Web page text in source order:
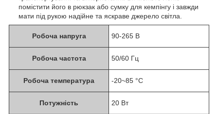
помістити його в рюкзак або сумку для кемпінгу і завжди
мати під рукою надійне та яскраве джерело світла.
Робоча напруга 90-265 В
Робоча частота 50/60 Гц
Робоча температура -20~85 °C
Потужність 20 Вт